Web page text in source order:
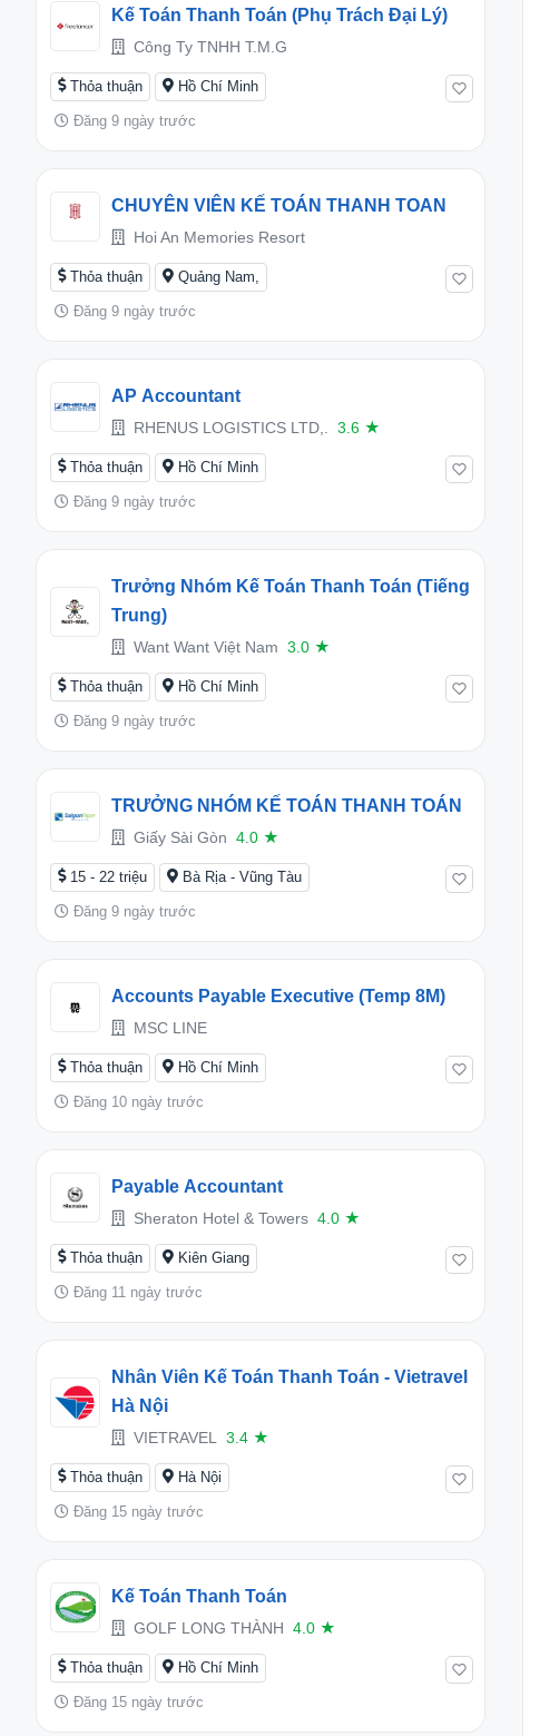
Kế Toán Thanh Toán (Phụ Trách Đại Lý)
Công Ty TNHH T.M.G
Thỏa thuận Hồ Chí Minh
Đăng 9 ngày trước
CHUYÊN VIÊN KẾ TOÁN THANH TOAN
Hoi An Memories Resort
Thỏa thuận Quảng Nam,
Đăng 9 ngày trước
AP Accountant
RHENUS LOGISTICS LTD,. 3.6 ★
Thỏa thuận Hồ Chí Minh
Đăng 9 ngày trước
Trưởng Nhóm Kế Toán Thanh Toán (Tiếng
Trung)
Want Want Việt Nam 3.0 ★
Thỏa thuận Hồ Chí Minh
Đăng 9 ngày trước
TRƯỞNG NHÓM KẾ TOÁN THANH TOÁN
Giấy Sài Gòn 4.0 ★
15 - 22 triệu Bà Rịa - Vũng Tàu
Đăng 9 ngày trước
Accounts Payable Executive (Temp 8M)
MSC LINE
Thỏa thuận Hồ Chí Minh
Đăng 10 ngày trước
Payable Accountant
Sheraton Hotel & Towers 4.0 ★
Thỏa thuận Kiên Giang
Đăng 11 ngày trước
Nhân Viên Kế Toán Thanh Toán - Vietravel
Hà Nội
VIETRAVEL 3.4 ★
Thỏa thuận Hà Nội
Đăng 15 ngày trước
Kế Toán Thanh Toán
GOLF LONG THÀNH 4.0 ★
Thỏa thuận Hồ Chí Minh
Đăng 15 ngày trước